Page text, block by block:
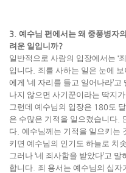
3. 예수님 편에서는 왜 중풍병자
려운 일입니까?
일반적으로 사람의 입장에서는 ‘
입니다 죄를 사하는 일은 눈에
에게 ‘네 자리를 들고 일어나라’고
나지 않으면 사기꾼이라는 딱지
그런데 예수님의 입장은 180도
은 수많은 기적을 일으켰습니다
다 예수님께는 기적을 일으키는
키면 예수님의 인기도 하늘로 치
그러나 ‘네 죄사함을 받았다’고 말
합니다 죄 용서는 예수님의 십